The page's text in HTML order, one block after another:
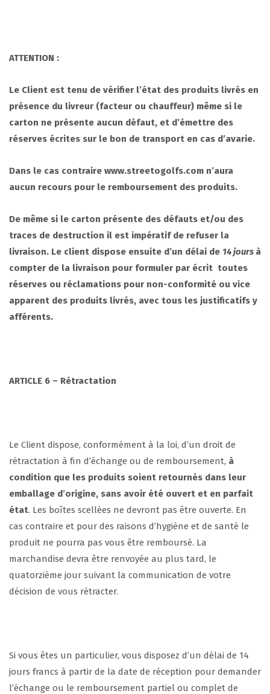
ATTENTION :
Le Client est tenu de vérifier l’état des produits livrés en
présence du livreur (facteur ou chauffeur) même si le
carton ne présente aucun défaut, et d’émettre des
réserves écrites sur le bon de transport en cas d’avarie.
Dans le cas contraire www.streetogolfs.com n’aura
aucun recours pour le remboursement des produits.
De même si le carton présente des défauts et/ou des
traces de destruction il est impératif de refuser la
livraison. Le client dispose ensuite d’un délai de 14 jours à
compter de la livraison pour formuler par écrit toutes
réserves ou réclamations pour non-conformité ou vice
apparent des produits livrés, avec tous les justificatifs y
afférents.
ARTICLE 6 – Rétractation
Le Client dispose, conformément à la loi, d’un droit de
rétractation à fin d’échange ou de remboursement, à
condition que les produits soient retournés dans leur
emballage d’origine, sans avoir été ouvert et en parfait
état. Les boîtes scellées ne devront pas être ouverte. En
cas contraire et pour des raisons d’hygiène et de santé le
produit ne pourra pas vous être remboursé. La
marchandise devra être renvoyée au plus tard, le
quatorzième jour suivant la communication de votre
décision de vous rétracter.
Si vous êtes un particulier, vous disposez d’un délai de 14
jours francs à partir de la date de réception pour demander
l’échange ou le remboursement partiel ou complet de